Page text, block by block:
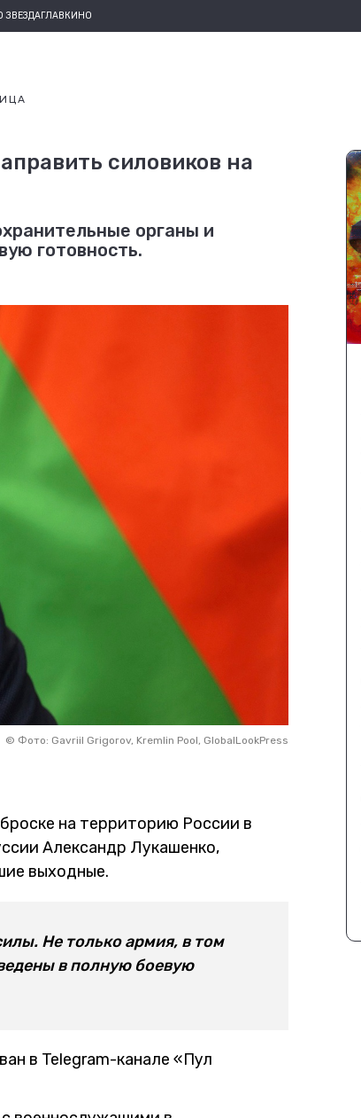
ЗВЕЗДАГЛАВКИНО
силовиков на
органы и
готовность.
© Фото: Gavriil Grigorov, Kremlin Pool, GlobalLookPress
на территорию России в
Александр Лукашенко,
выходные.
Не только армия, в том
в полную боевую
в Telegram-канале «Пул